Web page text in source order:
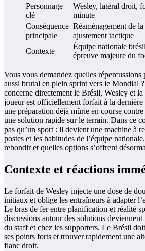
Personnage
clé
Wesley, latéral droit,
minute
Conséquence
principale
Réaménagement de
ajustement tactique
Contexte
Équipe nationale
épreuve majeure du
Vous vous demandez quelles
aussi brutal en plein sprint vers le Mondial
concerne directement le Brésil, Wesley et
joueur est officiellement forfait à la
une préparation déjà mûrie en course
une solution rapide sur le terrain. Dans ce
pas qu’un sport : il devient une machine à
postes et les habitudes de l’équipe
rebondir et quelles options s’offrent
Contexte et réactions
Le forfait de Wesley injecte une dose de
initiaux et oblige les entraîneurs à adapter
Le bras de fer entre planification et réalité
discussions autour des solutions
du staff et chez les supporters. Le Brésil
ses points forts et trouver rapidement une
flanc droit.